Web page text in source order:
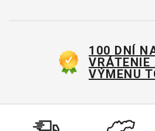
100 DNÍ
VRÁTENIE
VÝMENU